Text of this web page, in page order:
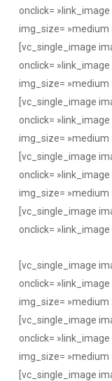
onclick=
img_size= »medium
[vc_single_image
onclick=
img_size= »medium
[vc_single_image
onclick=
img_size= »medium
[vc_single_image
onclick=
img_size= »medium
[vc_single_image
onclick= »link_image
[vc_single_image
onclick=
img_size= »medium
[vc_single_image
onclick=
img_size= »medium
[vc_single_image